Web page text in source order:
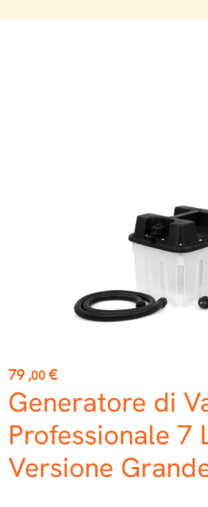
Prezzo
79 ,00 €
Generatore di
Professionale 7
Versione